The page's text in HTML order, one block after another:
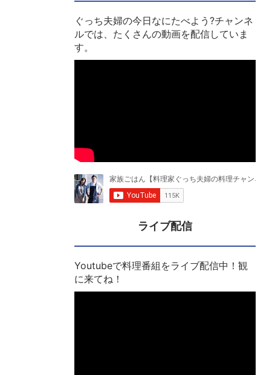
ぐっち夫婦の今日なにたべよう?チャンネ
ルでは、たくさんの動画を配信していま
す。
ライブ配信
Youtubeで料理番組をライブ配信中！観
に来てね！